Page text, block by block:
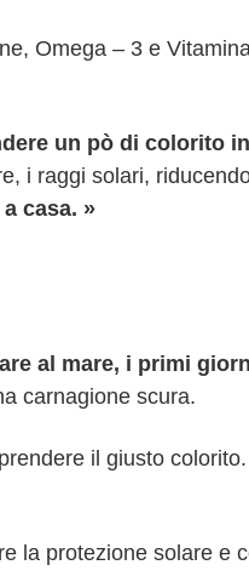
Omega – 3 e
un pò di colorito
i raggi solari,
casa. »
al mare, i primi
carnagione scura.
il giusto
la protezione solare e